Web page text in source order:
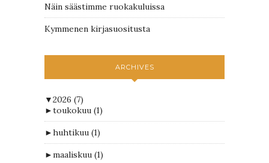
Näin säästimme ruokakuluissa
Kymmenen kirjasuositusta
ARCHIVES
▼2026 (7)
►toukokuu (1)
►huhtikuu (1)
►maaliskuu (1)